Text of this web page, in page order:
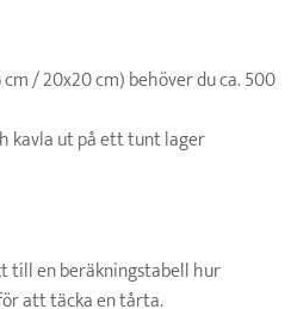
/ 20x20 cm) behöver du ca. 500
kavla ut på ett tunt lager
till en beräkningstabell hur
att täcka en tårta.